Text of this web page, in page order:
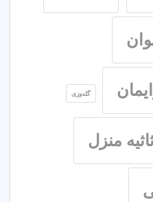
گلدوزی
منزل